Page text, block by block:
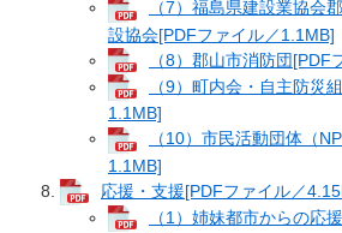
（7）福島県建設業協会
設協会[PDFファイル／1.1MB]
（8）郡山市消防団[PDF
（9）町内会・自主防災
1.1MB]
（10）市民活動団体（
1.1MB]
応援・支援[PDFファイル／
（1）姉妹都市からの応